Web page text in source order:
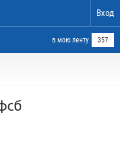
Вход
в мою ленту 357